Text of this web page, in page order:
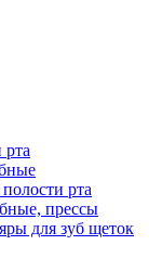
рта
рта
прессы
для зуб щеток